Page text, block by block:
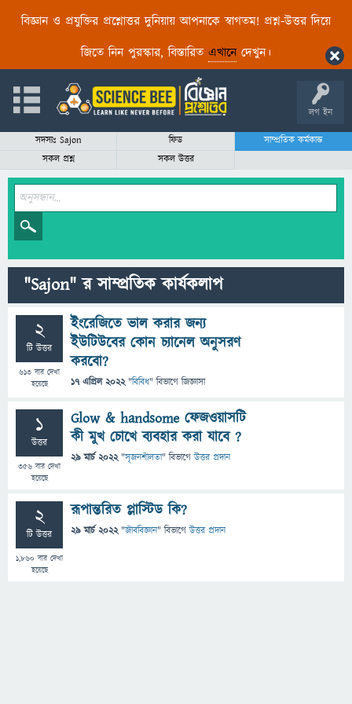
বিজ্ঞান ও প্রযুক্তির প্রশ্নোত্তর দুনিয়ায় আপনাকে স্বাগতম! প্রশ্ন-উত্তর দিয়ে
জিতে নিন পুরস্কার, বিস্তারিত এখানেদেখুন।
লগ ইন
সদস্যঃ Sajon ফিড
সাম্প্রতিক কর্মকান্ড
সকল প্রশ্ন
সকল উত্তর
"Sajon" র সাম্প্রতিক কার্যকলাপ
2
টি উত্তর
613 বার দেখা
হয়েছে
ইংরেজিতে ভাল করার জন্য
ইউটিউবের কোন চ্যানেল অনুসরণ
করবো?
17 এপ্রিল 2022 "বিবিধ" বিভাগে জিজ্ঞাসা
1
উত্তর
356 বার দেখা
হয়েছে
Glow & handsome ফেজওয়াসটি
কী মুখ চোখে ব্যবহার করা যাবে ?
29 মার্চ 2022 "সৃজনশীলতা" বিভাগে উত্তর প্রদান
2
টি উত্তর
1,860 বার দেখা
হয়েছে
রূপান্তরিত প্লাস্টিড কি?
29 মার্চ 2022 "জীববিজ্ঞান" বিভাগে উত্তর প্রদান